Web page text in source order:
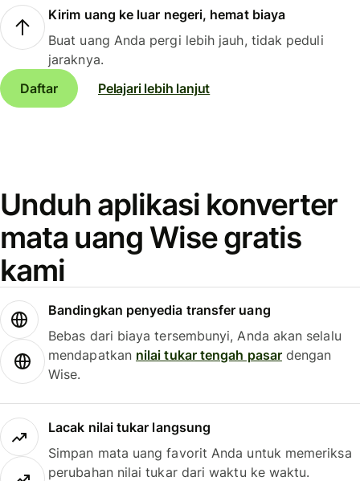
Kirim uang ke luar negeri, hemat biaya
Buat uang Anda pergi lebih jauh, tidak peduli
jaraknya.
Daftar
Pelajari lebih lanjut
Unduh aplikasi konverter
mata uang Wise gratis
kami
Bandingkan penyedia transfer uang
Bebas dari biaya tersembunyi, Anda akan selalu
mendapatkan nilai tukar tengah pasardengan
Wise.
Lacak nilai tukar langsung
Simpan mata uang favorit Anda untuk memeriksa
perubahan nilai tukar dari waktu ke waktu.